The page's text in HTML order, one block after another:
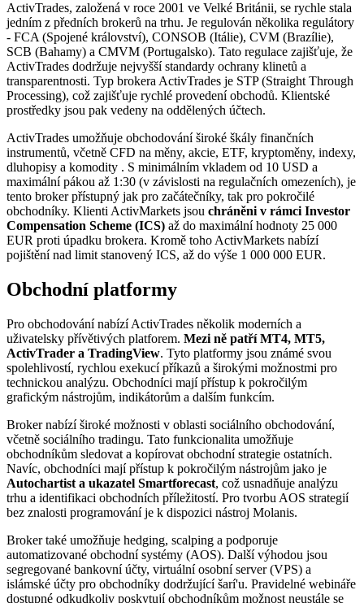
ActivTrades, založená v roce 2001 ve Velké Británii, se rychle stala
jedním z předních brokerů na trhu. Je regulován několika regulátory
- FCA (Spojené království), CONSOB (Itálie), CVM (Brazílie),
SCB (Bahamy) a CMVM (Portugalsko). Tato regulace zajišťuje, že
ActivTrades dodržuje nejvyšší standardy ochrany klinetů a
transparentnosti. Typ brokera ActivTrades je STP (Straight Through
Processing), což zajišťuje rychlé provedení obchodů. Klientské
prostředky jsou pak vedeny na oddělených účtech.
ActivTrades umožňuje obchodování široké škály finančních
instrumentů, včetně CFD na měny, akcie, ETF, kryptoměny, indexy,
dluhopisy a komodity . S minimálním vkladem od 10 USD a
maximální pákou až 1:30 (v závislosti na regulačních omezeních), je
tento broker přístupný jak pro začátečníky, tak pro pokročilé
obchodníky. Klienti ActivMarkets jsou chráněni v rámci Investor
Compensation Scheme (ICS) až do maximální hodnoty 25 000
EUR proti úpadku brokera. Kromě toho ActivMarkets nabízí
pojištění nad limit stanovený ICS, až do výše 1 000 000 EUR.
Obchodní platformy
Pro obchodování nabízí ActivTrades několik moderních a
uživatelsky přívětivých platforem. Mezi ně patří MT4, MT5,
ActivTrader a TradingView. Tyto platformy jsou známé svou
spolehlivostí, rychlou exekucí příkazů a širokými možnostmi pro
technickou analýzu. Obchodníci mají přístup k pokročilým
grafickým nástrojům, indikátorům a dalším funkcím.
Broker nabízí široké možnosti v oblasti sociálního obchodování,
včetně sociálního tradingu. Tato funkcionalita umožňuje
obchodníkům sledovat a kopírovat obchodní strategie ostatních.
Navíc, obchodníci mají přístup k pokročilým nástrojům jako je
Autochartist a ukazatel Smartforecast, což usnadňuje analýzu
trhu a identifikaci obchodních příležitostí. Pro tvorbu AOS strategií
bez znalosti programování je k dispozici nástroj Molanis.
Broker také umožňuje hedging, scalping a podporuje
automatizované obchodní systémy (AOS). Další výhodou jsou
segregované bankovní účty, virtuální osobní server (VPS) a
islámské účty pro obchodníky dodržující šarí'u. Pravidelné webináře
dostupné odkudkoliv poskytují obchodníkům možnost neustále se